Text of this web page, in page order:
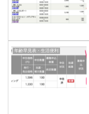
年齢早見表・生活便利